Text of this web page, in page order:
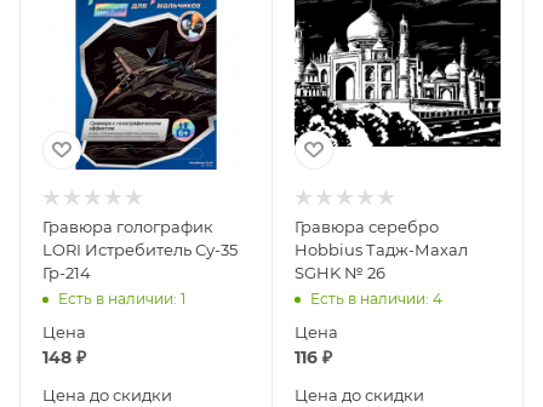
Гравюра голографик
LORI Истребитель Су-35
Гр-214
Есть в наличии: 1
Цена
148 ₽
Цена до скидки
Гравюра серебро
Hobbius Тадж-Махал
SGHK № 26
Есть в наличии: 4
Цена
116₽
Цена до скидки